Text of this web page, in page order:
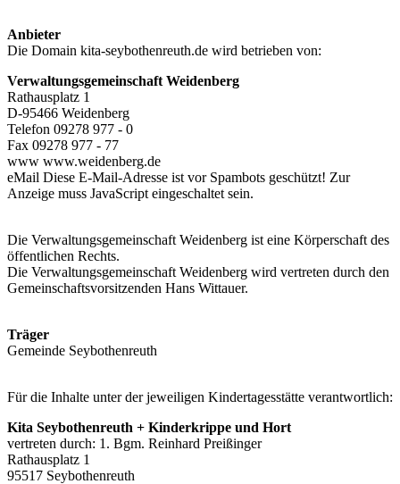
Anbieter
Die Domain kita-seybothenreuth.de wird betrieben von:
Verwaltungsgemeinschaft Weidenberg
Rathausplatz 1
D-95466 Weidenberg
Telefon 09278 977 - 0
Fax 09278 977 - 77
www www.weidenberg.de
eMail Diese E-Mail-Adresse ist vor Spambots geschützt! Zur
Anzeige muss JavaScript eingeschaltet sein.
Die Verwaltungsgemeinschaft Weidenberg ist eine Körperschaft des
öffentlichen Rechts.
Die Verwaltungsgemeinschaft Weidenberg wird vertreten durch den
Gemeinschaftsvorsitzenden Hans Wittauer.
Träger
Gemeinde Seybothenreuth
Für die Inhalte unter der jeweiligen Kindertagesstätte verantwortlich:
Kita Seybothenreuth + Kinderkrippe und Hort
vertreten durch: 1. Bgm. Reinhard Preißinger
Rathausplatz 1
95517 Seybothenreuth